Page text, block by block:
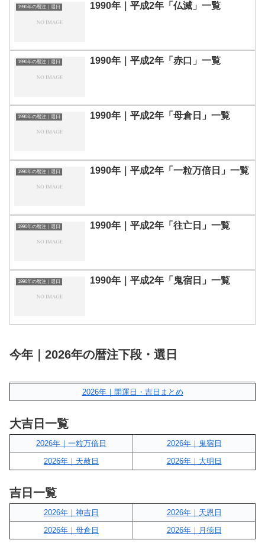
1990年の暦注｜選日 1990年｜平成2年「仏滅」一覧
1990年の暦注｜選日 1990年｜平成2年「赤口」一覧
1990年の暦注｜選日 1990年｜平成2年「母倉日」一覧
1990年の暦注｜選日 1990年｜平成2年「一粒万倍日」一覧
1990年の暦注｜選日 1990年｜平成2年「往亡日」一覧
1990年の暦注｜選日 1990年｜平成2年「鬼宿日」一覧
今年｜2026年の暦注下段・選日
2026年｜開運日・吉日まとめ
大吉日一覧
2026年｜一粒万倍日
2026年｜鬼宿日
2026年｜天赦日
2026年｜大明日
吉日一覧
2026年｜神吉日
2026年｜天恩日
2026年｜母倉日
2026年｜月徳日